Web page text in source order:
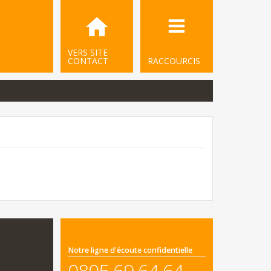
RACCOURCIS
VERS SITE
CONTACT
Notre ligne d'écoute confidentielle